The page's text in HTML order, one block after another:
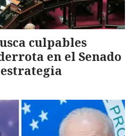
culpables
en el Senado